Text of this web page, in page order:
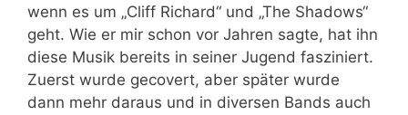
wenn es um „Cliff Richard“ und „The Shadows“
geht. Wie er mir schon vor Jahren sagte, hat ihn
diese Musik bereits in seiner Jugend fasziniert.
Zuerst wurde gecovert, aber später wurde
dann mehr daraus und in diversen Bands auch